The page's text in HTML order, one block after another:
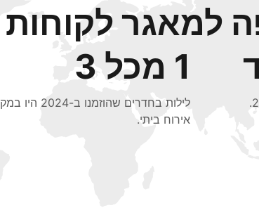
למאגר לקוחות
1 מכל 3
לילות בחדרים שהוזמנו ב-
אירוח ביתי.